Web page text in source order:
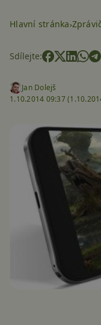
Hlavní stránka
Sdílejte:
Jan Dolejš
1.10.2014 09:37 (